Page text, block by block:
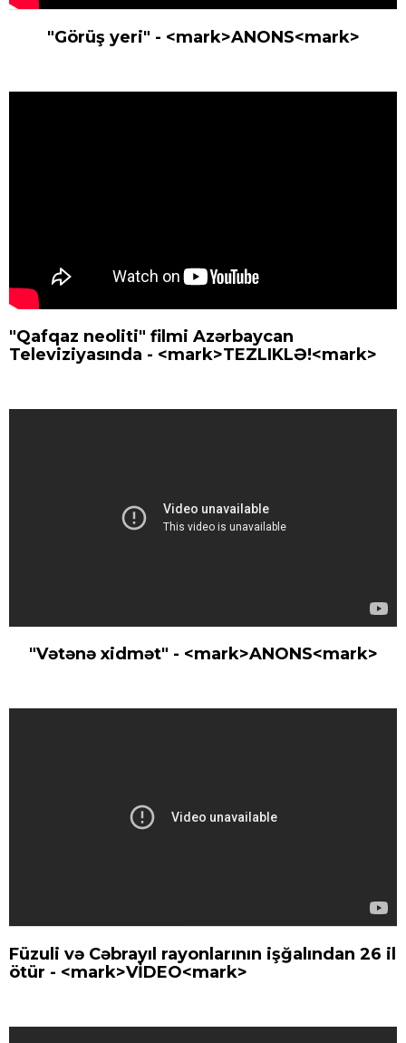
"Görüş yeri" - <mark>ANONS<mark>
"Qafqaz neoliti" filmi Azərbaycan
Televiziyasında - <mark>TEZLIKLƏ!<mark>
"Vətənə xidmət" - <mark>ANONS<mark>
Füzuli və Cəbrayıl rayonlarının işğalından 26 il
ötür - <mark>VİDEO<mark>